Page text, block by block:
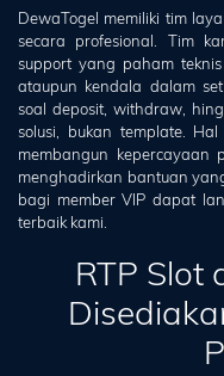
DewaTogel memiliki tim
secara profesional. Tim
support yang paham
ataupun kendala dalam
soal deposit, withdraw,
solusi, bukan template.
membangun kepercayaan
menghadirkan bantuan
bagi member VIP dapat
terbaik kami.
RTP Slot